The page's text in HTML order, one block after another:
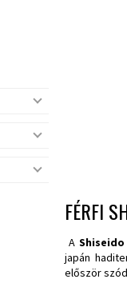
FÉRFI
A Shiseido
japán
először